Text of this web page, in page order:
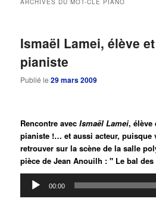
ARCHIVES DU MOT-CLÉ PIANO
Ismaël Lamei, élève et
pianiste
Publié le29 mars 2009
Rencontre avecIsmaël Lamei, élève
pianiste !… et aussi acteur, puisque
retrouver sur la scène de la salle
pièce de Jean Anouilh : " Le bal
Lecteur
audio
00:00